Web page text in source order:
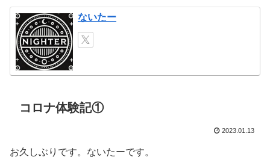
ないたー
コロナ体験記①
2023.01.13
お久しぶりです。ないたーです。